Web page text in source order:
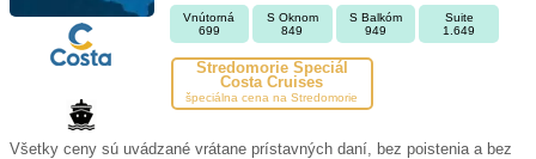
Vnútorná
699
S Oknom
849
S Balkóm
949
Suite
1.649
Stredomorie Špeciál
Costa Cruises
špeciálna cena na Stredomorie
Všetky ceny sú uvádzané vrátane prístavných daní, bez poistenia a bez